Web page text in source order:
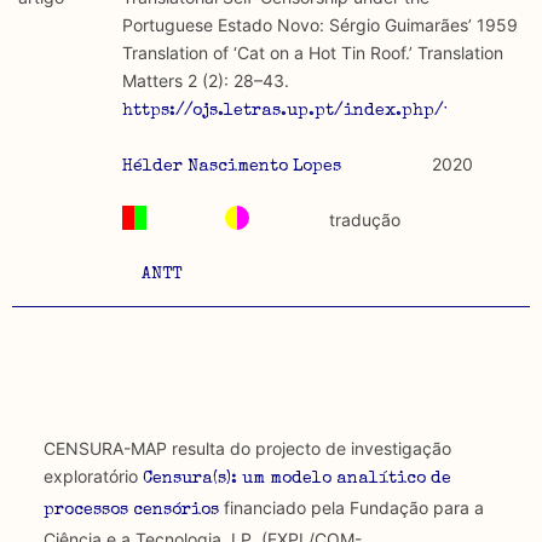
académicos.
Limitações
A lista procura incluir as publicações mais relevantes
a algumas das publicações que aqui se encontram
discurso e uso da liberdade de expressão. Trata-se de
uma censura que é omnipresente, dado que é
constitutiva do próprio acto de fala.
Regulatória e Constitutiva : são combinadas ambas
Empírica
.csv para importação em programas de folha de cálculo
Portuguese Estado Novo: Sérgio Guimarães’ 1959
Translation of ‘Cat on a Hot Tin Roof.’ Translation
Matters 2 (2): 28–43.
https://ojs.letras.up.pt/index.php/tm/
Hélder Nascimento Lopes 2020
ANTT
tradução
CENSURA-MAP resulta do projecto de investigação
exploratório Censura(s): um modelo analítico de
processos censóriosfinanciado pela Fundação para a